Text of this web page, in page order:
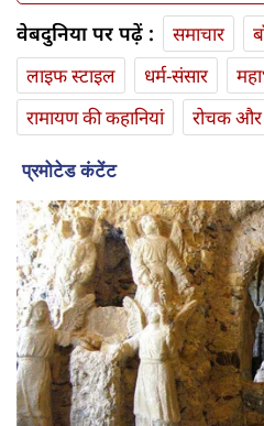
वेबदुनिया पर पढ़ें : समाचार
लाइफ स्‍टाइल
धर्म-संसार
रामायण की कहानियां
रोचक और